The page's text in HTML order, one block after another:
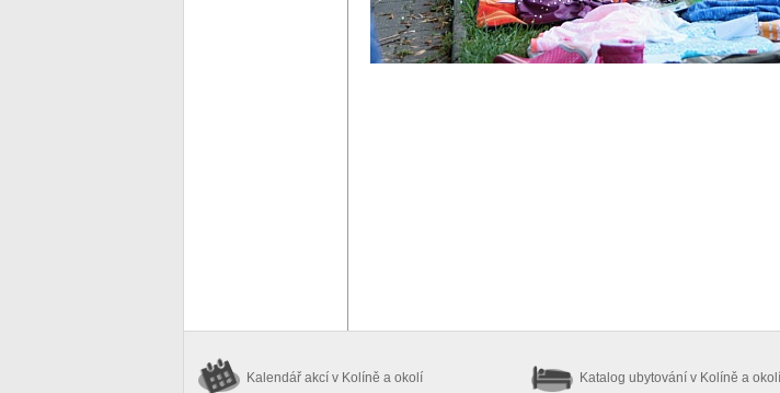
Kalendář akcí v Kolíně a okolí Katalog ubytování v Kolíně a okolí